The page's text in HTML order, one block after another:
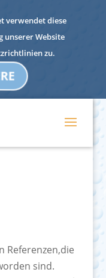
Referenzen,die
sind.
verwendet diese
unserer Website
zu.